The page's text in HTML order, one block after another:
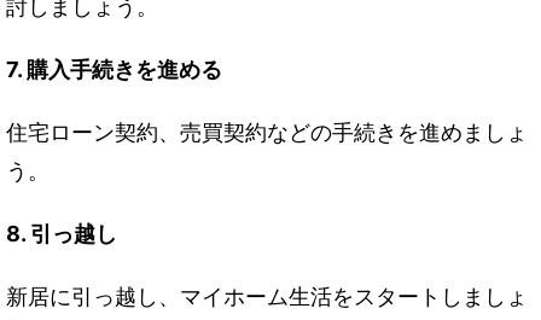
討しましょう。
7. 購入手続きを進める
住宅ローン契約、売買契約などの手続きを進めましょ
う。
8. 引っ越し
新居に引っ越し、マイホーム生活をスタートしましょ